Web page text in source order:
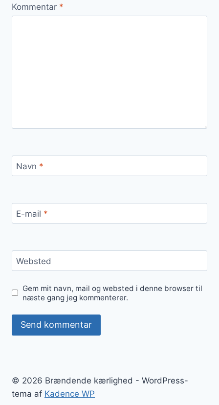
Kommentar *
Navn *
E-mail *
Websted
Gem mit navn, mail og websted i denne browser til
næste gang jeg kommenterer.
© 2026 Brændende kærlighed - WordPress-
tema af Kadence WP